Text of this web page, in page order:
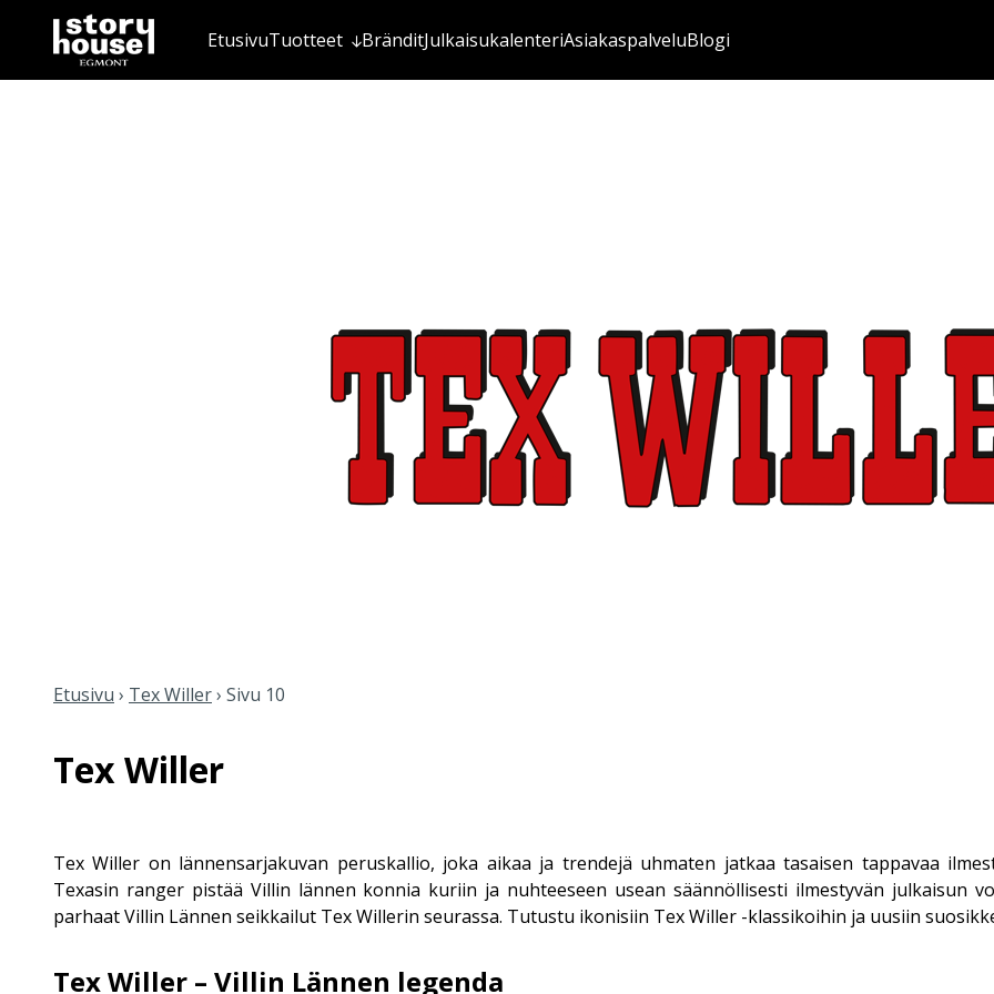
EtusivuTuotteet BränditJulkaisukalenteriAsiakaspalveluBlogi
Etusivu › Tex Willer› Sivu 10
Tex Willer
Tex Willer on lännensarjakuvan peruskallio, joka aikaa ja trendejä uhmaten jatkaa tasaisen tappavaa
Texasin ranger pistää Villin lännen konnia kuriin ja nuhteeseen usean säännöllisesti ilmestyvän julkaisun
parhaat Villin Lännen seikkailut Tex Willerin seurassa. Tutustu ikonisiin Tex Willer -klassikoihin ja uusiin
Tex Willer – Villin Lännen legenda